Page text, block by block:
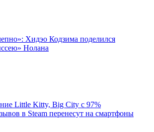
Хидэо Кодзима поделился
Нолана
Little Kitty, Big City с 97%
в Steam перенесут на смартфоны